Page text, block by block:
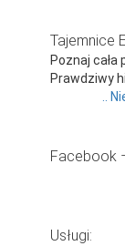
Tajemnice
Poznaj cała
Prawdziwy
..
Facebook
Usługi: